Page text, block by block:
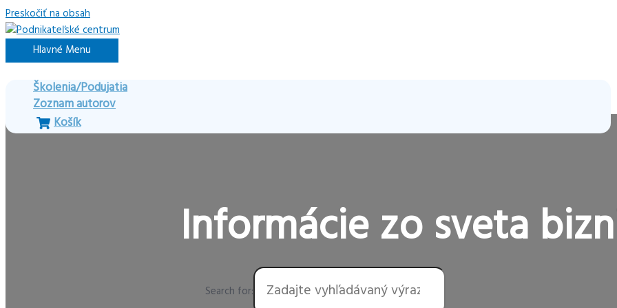
Preskočiť na obsah
Hlavné Menu
Školenia/Podujatia
Zoznam autorov
Košík
Informácie zo sveta
Search for: